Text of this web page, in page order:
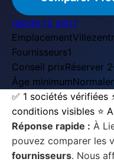
rapide (2 min.)
Emplacement
Fournisseurs1
Conseil prixRéserver
Âge minimum
✅ 1 sociétés vérifiées
conditions visibles ⭐
Réponse rapide : À
pouvez comparer les
fournisseurs. Nous